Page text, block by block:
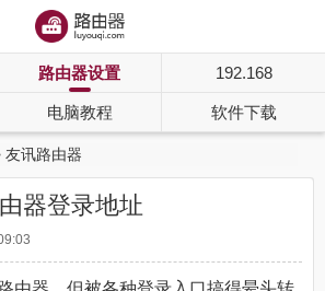
路由器设置 192.168
电脑教程 软件下载
友讯路由器
器登录地址